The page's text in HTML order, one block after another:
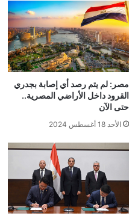
مصر: لم يتم رصد أي إصابة بجدري
القرود داخل الأراضي المصرية..
حتى الآن
الأحد 18 أغسطس 2024